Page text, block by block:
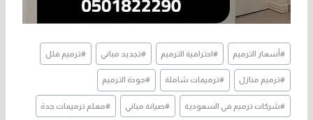
وسوم
المقال:
#أسعار الترميم #احترافية الترميم #تجديد مباني #ترميم فلل
#ترميم منازل #ترميمات شاملة #جودة الترميم
#شركات ترميم في السعودية #صيانة مباني #معلم ترميمات جدة